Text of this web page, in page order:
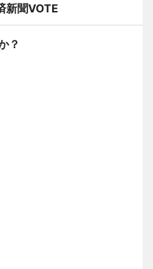
新聞VOTE
？